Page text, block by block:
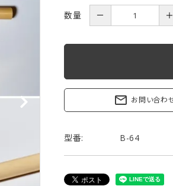
オプション・その他
贈り物（限定セット）
数量 － ＋
mail_outline お問い合わ
型番: B-64